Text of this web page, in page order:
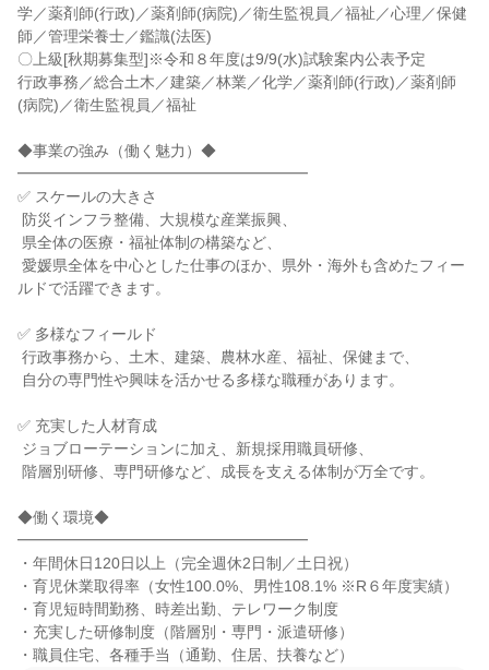
学／薬剤師(行政)／薬剤師(病院)／衛生監視員／福祉／心理／保健
師／管理栄養士／鑑識(法医)
〇上級[秋期募集型]※令和８年度は9/9(水)試験案内公表予定
行政事務／総合土木／建築／林業／化学／薬剤師(行政)／薬剤師
(病院)／衛生監視員／福祉
◆事業の強み（働く魅力）◆
━━━━━━━━━━━━━━━━━━━
✅ スケールの大きさ
ルドで活躍できます。
✅ 多様なフィールド
✅ 充実した人材育成
◆働く環境◆
━━━━━━━━━━━━━━━━━━━
・年間休日120日以上（完全週休2日制／土日祝）
・育児休業取得率（女性100.0%、男性108.1% ※R６年度実績）
・育児短時間勤務、時差出勤、テレワーク制度
・充実した研修制度（階層別・専門・派遣研修）
・職員住宅、各種手当（通勤、住居、扶養など）